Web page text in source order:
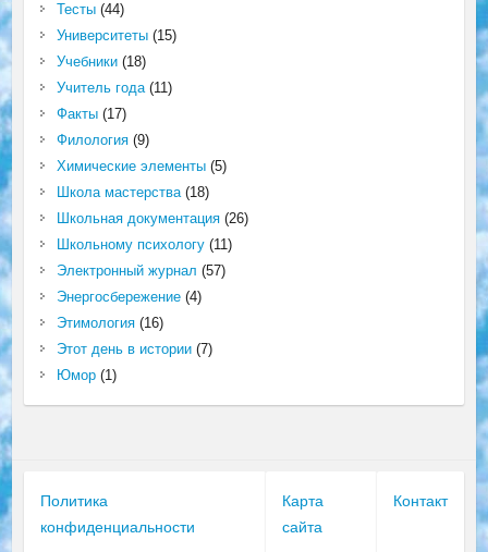
Тесты(44)
Университеты(15)
Учебники(18)
Учитель года(11)
Факты(17)
Филология(9)
Химические элементы(5)
Школа мастерства(18)
Школьная документация(26)
Школьному психологу(11)
Электронный журнал (57)
Энергосбережение(4)
Этимология(16)
Этот день в истории(7)
Юмор(1)
Политика
конфиденциальности
Карта
сайта
Контакт